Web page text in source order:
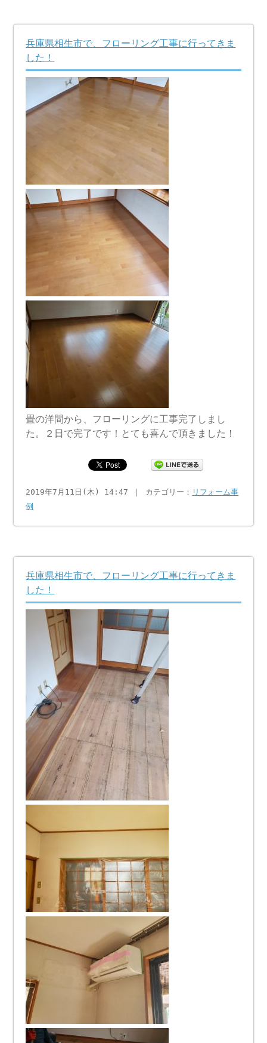
兵庫県相生市で、フローリング工事に行ってきま
した！
畳の洋間から、フローリングに工事完了しまし
た。２日で完了です！とても喜んで頂きました！
2019年7月11日(木) 14:47 ｜ カテゴリー： リフォーム事
例
兵庫県相生市で、フローリング工事に行ってきま
した！